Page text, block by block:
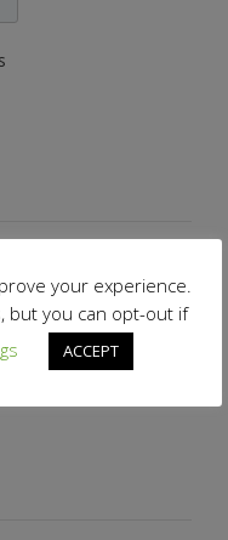
your experience.
but you can opt-out if
ACCEPT